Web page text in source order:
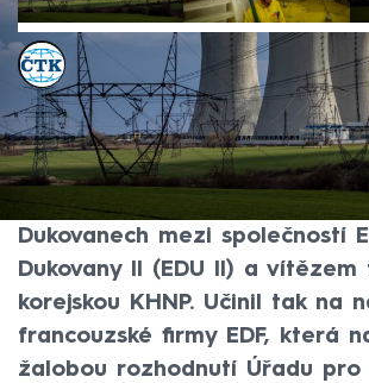
ČTK
Akt. 6. kvě 2025, 14:16• 6. kvě 2025, 11:59
Brněnský soud v úterý
opatřením zablokoval
podpis smlouvy o stavbě
Dukovanech mezi společností
Dukovany II (EDU II) a vítězem
korejskou KHNP. Učinil tak na
francouzské firmy EDF, která
žalobou rozhodnutí Úřadu pro